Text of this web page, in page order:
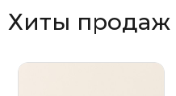
Хиты продаж